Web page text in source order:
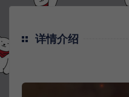
详情介绍